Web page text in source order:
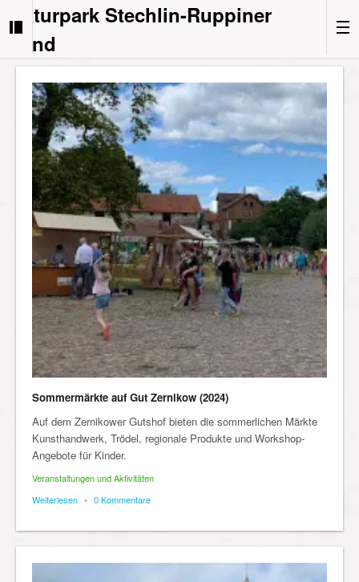
Naturpark Stechlin-Ruppiner
Land
Sommermärkte auf Gut Zernikow (2024)
Auf dem Zernikower Gutshof bieten die sommerlichen Märkte
Kunsthandwerk, Trödel, regionale Produkte und Workshop-
Angebote für Kinder.
Veranstaltungen und Aktivitäten
Weiterlesen • 0 Kommentare